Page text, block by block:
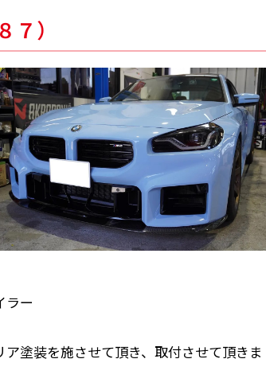
７）
ラー
塗装を施させて頂き、取付させて頂きま